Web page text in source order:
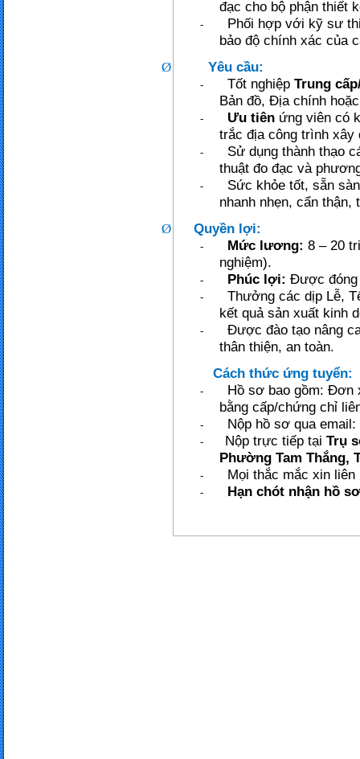
đạc cho bộ phận thiết
-
Phối hợp với kỹ sư
bảo độ chính xác của
Ø Yêu cầu:
- Tốt nghiệp Trung
Bản đồ, Địa chính
- Ưu tiên ứng viên có
trắc địa công trình xây
-
Sử dụng thành thạo
thuật đo đạc và
-
Sức khỏe tốt, sẵn
nhanh nhẹn, cẩn thận,
Ø Quyền lợi:
- Mức lương: 8 – 20
nghiệm).
- Phúc lợi: Được đóng
-
Thưởng các dịp Lễ,
kết quả sản xuất kinh
-
Được đào tạo nâng
thân thiện, an toàn.
Cách thức ứng tuyển:
-
Hồ sơ bao gồm: Đơn
bằng cấp/chứng chỉ
- Nộp hồ sơ qua email:
- Nộp trực tiếp tại Trụ
Phường Tam Thắng,
- Mọi thắc mắc xin liên
- Hạn chót nhận hồ